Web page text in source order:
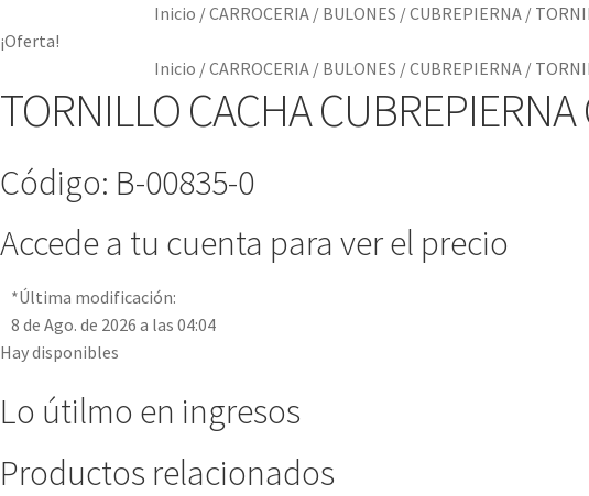
Inicio /CARROCERIA / BULONES /CUBREPIERNA /
¡Oferta!
Inicio /CARROCERIA / BULONES /CUBREPIERNA /
TORNILLO CACHA
Código: B-00835-0
Accede a tu cuenta para ver el precio
*Última modificación:
8 de Ago. de 2026 a las 04:04
Hay disponibles
Lo útilmo en ingresos
Productos relacionados